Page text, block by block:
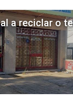
a reciclar o